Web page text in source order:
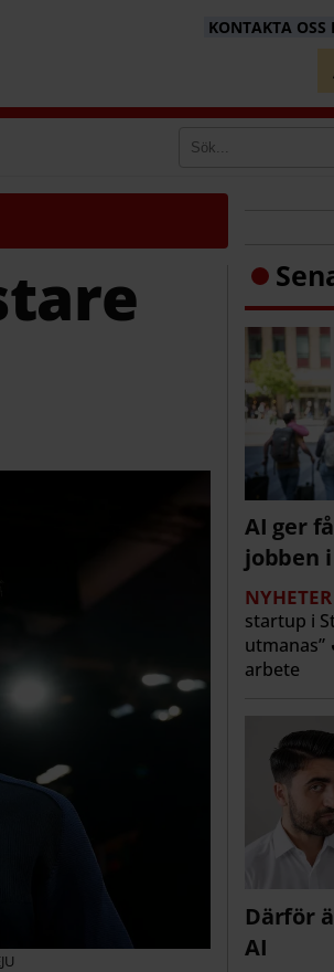
KONTAKTA OSS
AI ger
jobben
NYHETER
startup i
utmanas”
arbete
Därför
AI